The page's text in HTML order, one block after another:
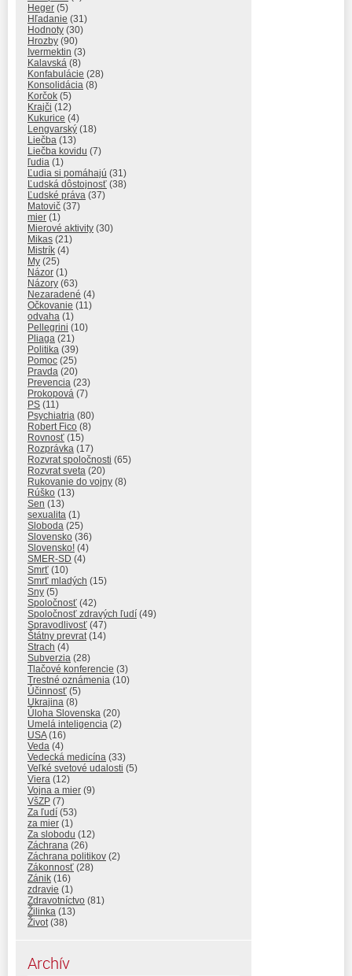
Heger (5)
Hľadanie (31)
Hodnoty (30)
Hrozby (90)
Ivermektin (3)
Kalavská (8)
Konfabulácie (28)
Konsolidácia (8)
Korčok (5)
Krajči (12)
Kukurice (4)
Lengvarský (18)
Liečba (13)
Liečba kovidu (7)
ľudia (1)
Ľudia si pomáhajú (31)
Ľudská dôstojnosť (38)
Ľudské práva (37)
Matovič (37)
mier (1)
Mierové aktivity (30)
Mikas (21)
Mistrík (4)
My (25)
Názor (1)
Názory (63)
Nezaradené (4)
Očkovanie (11)
odvaha (1)
Pellegrini (10)
Pliaga (21)
Politika (39)
Pomoc (25)
Pravda (20)
Prevencia (23)
Prokopová (7)
PS (11)
Psychiatria (80)
Robert Fico (8)
Rovnosť (15)
Rozprávka (17)
Rozvrat spoločnosti (65)
Rozvrat sveta (20)
Rukovanie do vojny (8)
Rúško (13)
Sen (13)
sexualita (1)
Sloboda (25)
Slovensko (36)
Slovensko! (4)
SMER-SD (4)
Smrť (10)
Smrť mladých (15)
Sny (5)
Spoločnosť (42)
Spoločnosť zdravých ľudí (49)
Spravodlivosť (47)
Štátny prevrat(14)
Strach (4)
Subverzia (28)
Tlačové konferencie (3)
Trestné oznámenia (10)
Účinnosť (5)
Ukrajina (8)
Úloha Slovenska (20)
Umelá inteligencia (2)
USA(16)
Veda (4)
Vedecká medicína (33)
Veľké svetové udalosti (5)
Viera (12)
Vojna a mier (9)
VšZP (7)
Za ľudí (53)
za mier (1)
Za slobodu (12)
Záchrana (26)
Záchrana politikov (2)
Zákonnosť (28)
Zánik (16)
zdravie (1)
Zdravotníctvo (81)
Žilinka (13)
Život(38)
Archív